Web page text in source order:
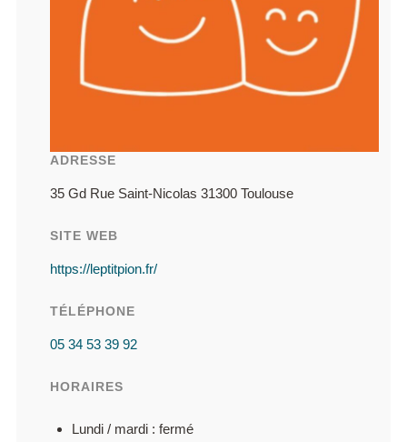
ADRESSE
35 Gd Rue Saint-Nicolas 31300 Toulouse
SITE WEB
https://leptitpion.fr/
TÉLÉPHONE
05 34 53 39 92
HORAIRES
Lundi / mardi : fermé